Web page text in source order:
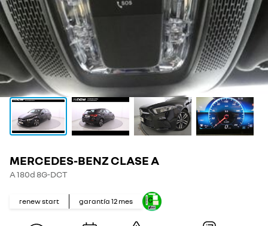
MERCEDES-BENZ CLASE A
A 180d 8G-DCT
renew start garantía 12 mes